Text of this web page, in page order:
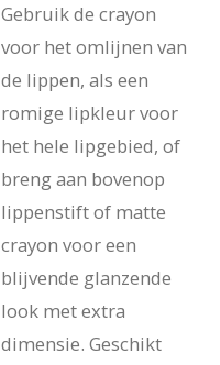
Gebruik de crayon
voor het omlijnen van
de lippen, als een
romige lipkleur voor
het hele lipgebied, of
breng aan bovenop
lippenstift of matte
crayon voor een
blijvende glanzende
look met extra
dimensie. Geschikt